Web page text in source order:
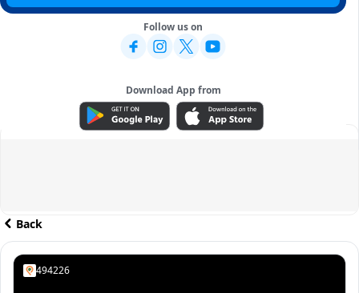
Follow us on
Download App from
ADVERTISEMENT
Back
494226